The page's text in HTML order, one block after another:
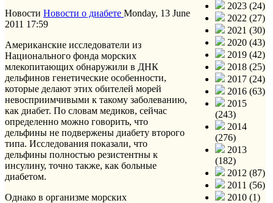
Новости Новости о диабете Monday, 13 June
2011 17:59
Американские исследователи из
Национального фонда морских
млекопитающих обнаружили в ДНК
дельфинов генетические особенности,
которые делают этих обителей морей
невосприимчивыми к такому заболеванию,
как диабет. По словам медиков, сейчас
определенно можно говорить, что
дельфины не подвержены диабету второго
типа. Исследования показали, что
дельфины полностью резистентны к
инсулину, точно также, как больные
диабетом.
Однако в организме морских
2023 (24)
2022 (27)
2021 (30)
2020 (43)
2019 (42)
2018 (25)
2017 (24)
2016 (63)
2015
(243)
2014
(276)
2013
(182)
2012 (87)
2011 (56)
2010 (1)